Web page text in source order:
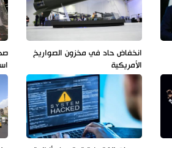
انخفاض حاد في مخزون الصواريخ
الأمريكية